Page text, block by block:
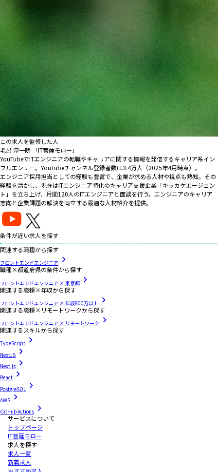
この求人を監修した人
毛呂 淳一朗 「IT菩薩モロー」
YouTubeでITエンジニアの転職やキャリアに関する情報を発信するキャリア系イン
フルエンサー。YouTubeチャンネル登録者数は3.4万人（2025年4月時点）。
エンジニア採用担当としての経験も豊富で、企業が求める人材や視点も熟知。その
経験を活かし、現在はITエンジニア特化のキャリア支援企業「キッカケエージェン
ト」を立ち上げ、月間120人のITエンジニアと面談を行う。エンジニアのキャリア
志向と企業課題の解決を両立する最適な人材紹介を提供。
条件が近い求人を探す
関連する職種から探す
フロントエンドエンジニア
職種×都道府県の条件から探す
フロントエンドエンジニア × 東京都
関連する職種×年収から探す
フロントエンドエンジニア × 年収800万以上
関連する職種×リモートワークから探す
フロントエンドエンジニア × リモートワーク
関連するスキルから探す
TypeScript
NestJS
Next.js
React
PostgreSQL
AWS
GitHub Actions
サービスについて
トップページ
IT菩薩モロー
求人を探す
求人一覧
新着求人